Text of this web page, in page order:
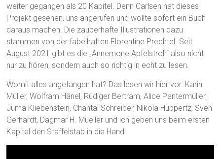
weiter gegangen als 20 Kapitel. Denn Carlsen hat dieses
Projekt gesehen, uns angerufen und wollte sofort ein Buch
daraus machen. Die zauberhafte Illustrationen dazu
stammen von der fabelhaften Florentine Prechtel. Seit
August 2021 gibt es die „Annemone Apfelstroh“ also nicht
nur zu hören, sondern auch so richtig in echt zu lesen.
Womit alles angefangen hat? Das lesen wir hier vor: Karin
Müller, Wolfram Hänel, Rüdiger Bertram, Alice Pantermüller,
Juma Kliebenstein, Chantal Schreiber, Nikola Huppertz, Sven
Gerhardt, Dagmar H. Mueller und ich geben uns beim ersten
Kapitel den Staffelstab in die Hand.